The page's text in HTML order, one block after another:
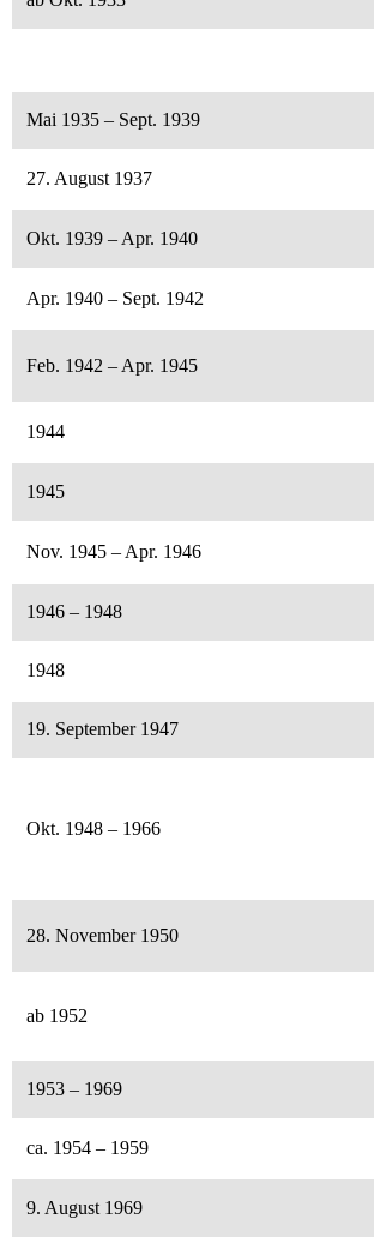
Mai 1935 – Sept. 1939
27. August 1937
Okt. 1939 – Apr. 1940
Apr. 1940 – Sept. 1942
Feb. 1942 – Apr. 1945
1944
1945
Nov. 1945 – Apr. 1946
1946 – 1948
1948
19. September 1947
Okt. 1948 – 1966
28. November 1950
ab 1952
1953 – 1969
ca. 1954 – 1959
9. August 1969